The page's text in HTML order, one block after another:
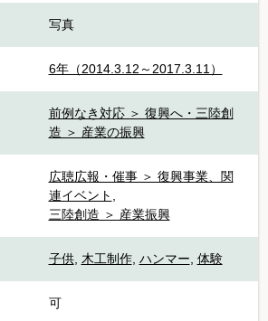
写真
6年（2014.3.12～2017.3.11）
前例なき対応 ＞ 復興へ・三陸創
造 ＞ 産業の振興
広聴広報・催事 ＞ 復興事業、関
連イベント ,
三陸創造 ＞ 産業振興
子供, 木工制作, ハンマー, 体験
可